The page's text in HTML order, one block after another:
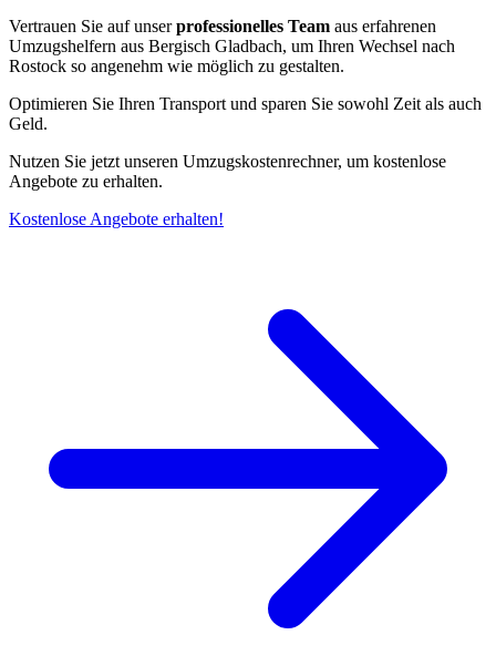
Vertrauen Sie auf unserprofessionelles Team aus erfahrenen
Umzugshelfern aus Bergisch Gladbach, um Ihren Wechsel nach
Rostock so angenehm wie möglich zu gestalten.
Optimieren Sie Ihren Transport und sparen Sie sowohl Zeit als auch
Geld.
Nutzen Sie jetzt unseren Umzugskostenrechner, um kostenlose
Angebote zu erhalten.
Kostenlose Angebote erhalten!